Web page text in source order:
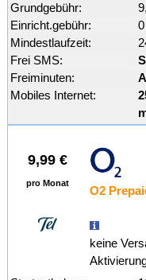
Grundgebühr:
Einricht.gebühr:
Mindestlaufzeit:
Frei SMS:
Freiminuten:
Mobiles Internet:
9,99 €
pro Monat
O2
keine